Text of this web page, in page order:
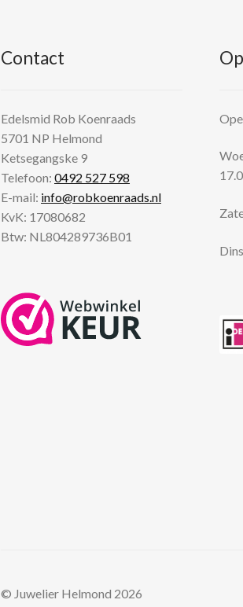
Contact
Edelsmid Rob Koenraads
5701 NP Helmond
Ketsegangske 9
Telefoon:0492 527 598
E-mail: info@robkoenraads.nl
KvK: 17080682
Btw: NL804289736B01
© Juwelier Helmond 2026